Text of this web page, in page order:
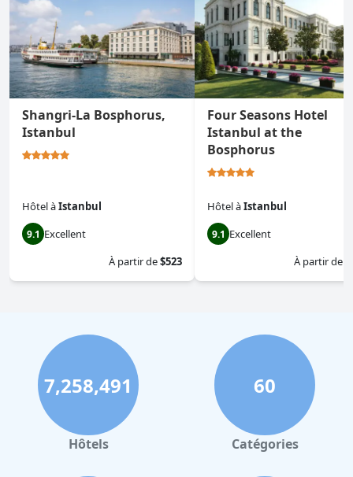
Shangri-La Bosphorus,
Istanbul
HôtelàIstanbul
9.1 Excellent
À partir de$523
Four Seasons Hotel
Istanbul at the
Bosphorus
HôtelàIstanbul
9.1 Excellent
À partir de
7,258,491
Hôtels
60
Catégories